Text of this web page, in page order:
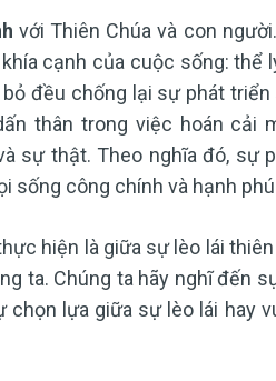
với Thiên Chúa và con
cạnh của cuộc sống: thể
đều chống lại sự phát
thân trong việc hoán cải
sự thật. Theo nghĩa đó, sự
sống công chính và hạnh
hiện là giữa sự lèo lái
ta. Chúng ta hãy nghĩ đến
chọn lựa giữa sự lèo lái hay